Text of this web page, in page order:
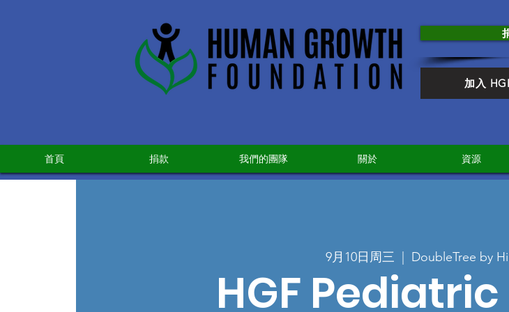
加入
首頁 捐款 我們的團隊 關於 資源
9月10日周三 DoubleTree by
HGF